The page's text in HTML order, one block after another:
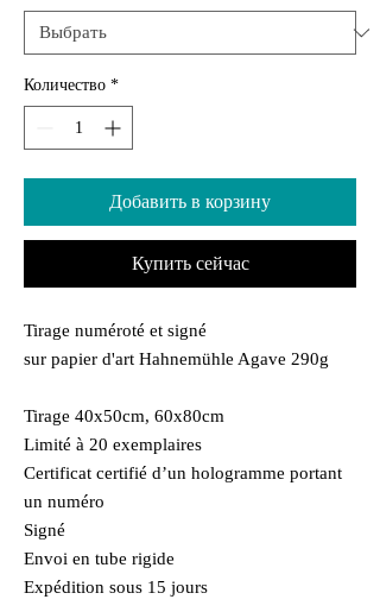
Количество *
Добавить в корзину
Купить сейчас
Tirage numéroté et signé
sur papier d'art Hahnemühle Agave 290g
Tirage 40x50cm, 60x80cm
Limité à 20 exemplaires
Certificat certifié d’un hologramme portant
un numéro
Signé
Envoi en tube rigide
Expédition sous 15 jours